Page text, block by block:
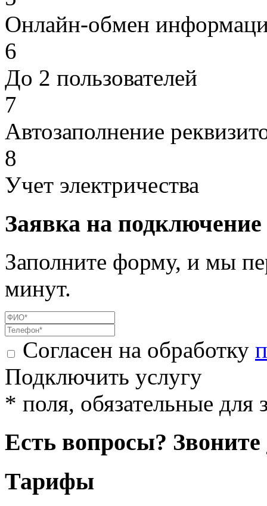
Онлайн-обмен
6
До 2 пользователей
7
Автозаполнение
8
Учет электричества
Заявка на подключение
Заполните форму, и мы
минут.
Согласен на обработку
Подключить услугу
* поля, обязательные для
Есть вопросы? Звоните
Тарифы